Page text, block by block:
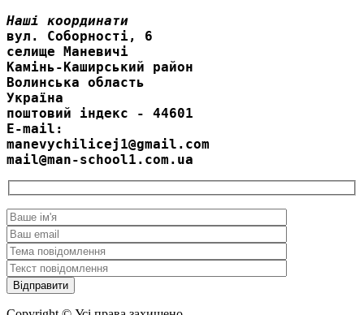
Наші координати
вул. Соборності, 6
селище Маневичі
Камінь-Каширський район
Волинська область
Україна
поштовий індекс - 44601
E-mail:
manevychilicej1@gmail.com
mail@man-school1.com.ua